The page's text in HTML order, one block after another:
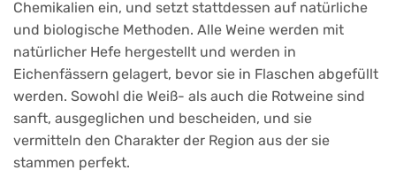
Chemikalien ein, und setzt stattdessen auf natürliche
und biologische Methoden. Alle Weine werden mit
natürlicher Hefe hergestellt und werden in
Eichenfässern gelagert, bevor sie in Flaschen abgefüllt
werden. Sowohl die Weiß- als auch die Rotweine sind
sanft, ausgeglichen und bescheiden, und sie
vermitteln den Charakter der Region aus der sie
stammen perfekt.